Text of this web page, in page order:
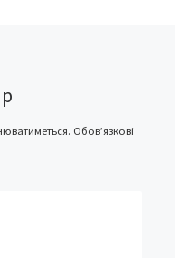
Обов’язкові